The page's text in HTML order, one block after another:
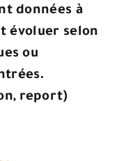
données à
évoluer selon
ou
report)